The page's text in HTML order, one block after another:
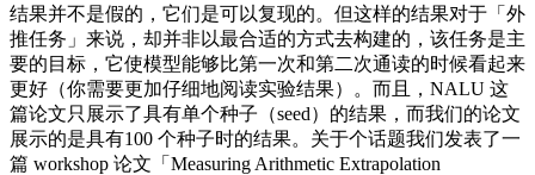
结果并不是假的，它们是可以复现的。但这样的结果对于「外
推任务」来说，却并非以最合适的方式去构建的，该任务是主
要的目标，它使模型能够比第一次和第二次通读的时候看起来
更好（你需要更加仔细地阅读实验结果）。而且，NALU 这
篇论文只展示了具有单个种子（seed）的结果，而我们的论文
展示的是具有100 个种子时的结果。关于个话题我们发表了一
篇 workshop 论文「Measuring Arithmetic Extrapolation